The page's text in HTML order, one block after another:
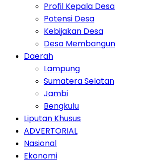
Profil Kepala Desa
Potensi Desa
Kebijakan Desa
Desa Membangun
Daerah
Lampung
Sumatera Selatan
Jambi
Bengkulu
Liputan Khusus
ADVERTORIAL
Nasional
Ekonomi